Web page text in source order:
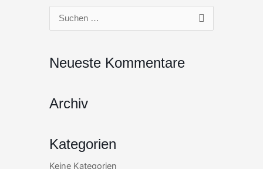
Suchen
Neueste Kommentare
Archiv
Kategorien
Keine Kategorien